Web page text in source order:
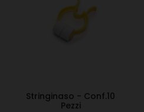
Stringinaso - Conf.10
Pezzi